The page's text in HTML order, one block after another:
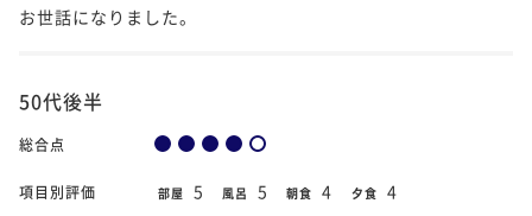
お世話になりました。
50代後半
総合点
項目別評価 部屋 5 風呂 5 朝食 4 夕食 4